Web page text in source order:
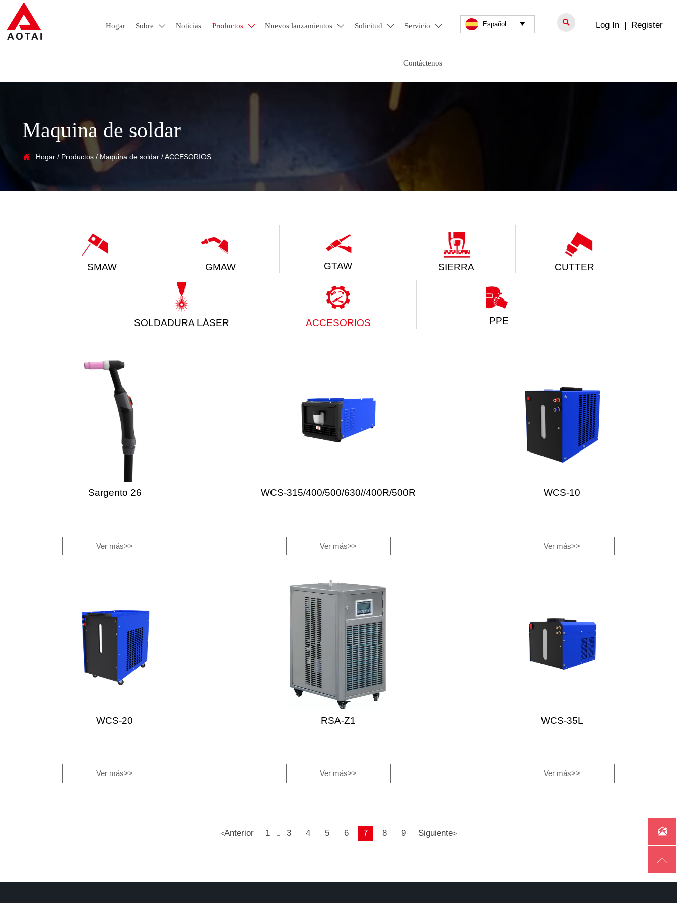
Hogar Sobre  Noticias Productos  Nuevos lanzamientos  Solicitud  Servicio 
Contáctenos
Español   Log In | Register
Maquina de soldar
 Hogar/ Productos/ Maquina de soldar/ACCESORIOS
SMAW GMAW GTAW SIERRA CUTTER
SOLDADURA LÁSER ACCESORIOS PPE
Sargento 26
Ver más>>
WCS-315/400/500/630//400R/500R
Ver más>>
WCS-10
Ver más>>
WCS-20
Ver más>>
RSA-Z1
Ver más>>
WCS-35L
Ver más>>
<Anterior 1 ... 3 4 5 6 7 8 9 Siguiente> 
